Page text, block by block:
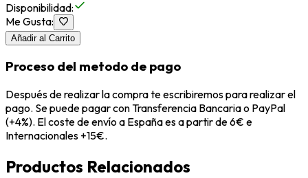
Disponibilidad:
Me Gusta:
Añadir al Carrito
Proceso del metodo de pago
Después de realizar la compra te escribiremos para realizar el
pago. Se puede pagar con Transferencia Bancaria o PayPal
(+4%). El coste de envío a España es a partir de 6€ e
Internacionales +15€.
Productos Relacionados